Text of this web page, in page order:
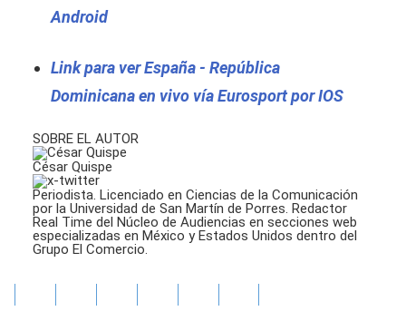
Android
Link para ver España - República
Dominicana en vivo vía Eurosport por IOS
SOBRE EL AUTOR
César Quispe
Periodista. Licenciado en Ciencias de la Comunicación
por la Universidad de San Martín de Porres. Redactor
Real Time del Núcleo de Audiencias en secciones web
especializadas en México y Estados Unidos dentro del
Grupo El Comercio.